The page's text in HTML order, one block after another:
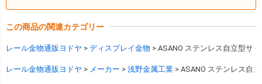
この商品の関連カテゴリー
レール金物通販ヨドヤ ディスプレイ金物 ASANO ステンレス自立型サ
レール金物通販ヨドヤ メーカー 浅野金属工業 ASANO ステンレス自